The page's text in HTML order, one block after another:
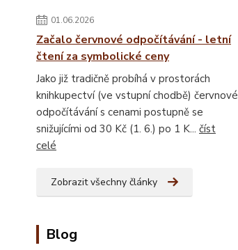
01.06.2026
Začalo červnové odpočítávání - letní
čtení za symbolické ceny
Jako již tradičně probíhá v prostorách
knihkupectví (ve vstupní chodbě) červnové
odpočítávání s cenami postupně se
snižujícími od 30 Kč (1. 6.) po 1 K... číst
celé
Zobrazit všechny články
Blog